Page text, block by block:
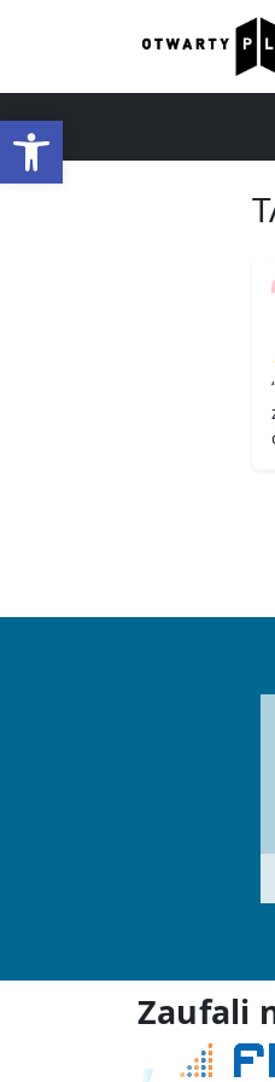
Otwórz pasek narzędzi
Zaufali